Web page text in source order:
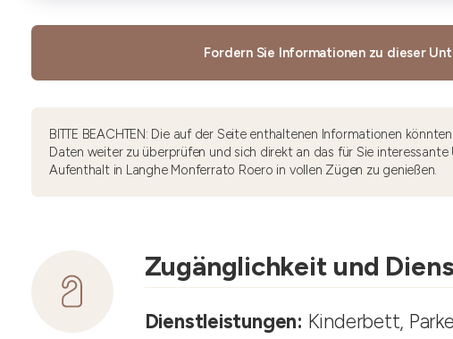
Fordern Sie Informationen zu dieser
BITTE BEACHTEN: Die auf der Seite enthaltenen Informationen
Daten weiter zu überprüfen und sich direkt an das für Sie
Aufenthalt in Langhe Monferrato Roero in vollen Zügen zu genießen.
Zugänglichkeit und
Dienstleistungen: Kinderbett,